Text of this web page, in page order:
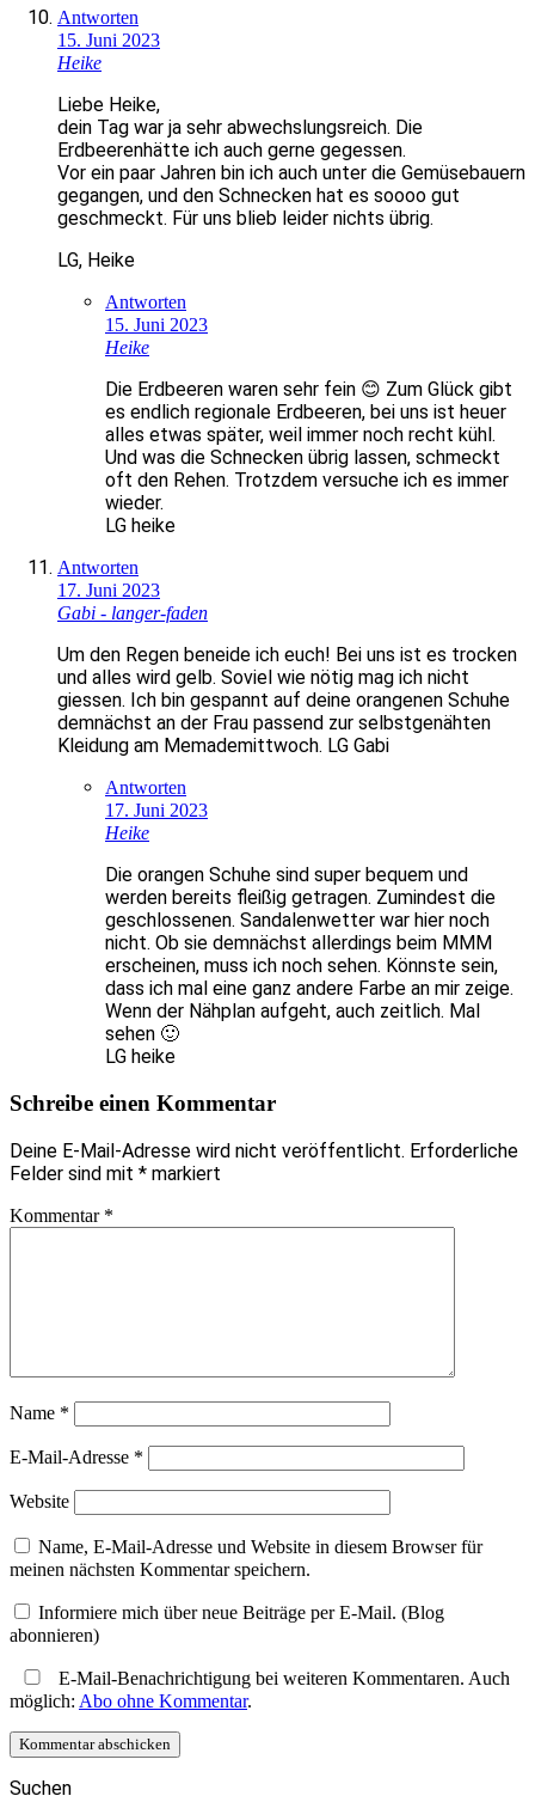
Antworten
15. Juni 2023
Heike
Liebe Heike,
dein Tag war ja sehr abwechslungsreich. Die
Erdbeerenhätte ich auch gerne gegessen.
Vor ein paar Jahren bin ich auch unter die Gemüsebauern
gegangen, und den Schnecken hat es soooo gut
geschmeckt. Für uns blieb leider nichts übrig.
LG, Heike
Antworten
15. Juni 2023
Heike
Die Erdbeeren waren sehr fein 😊 Zum Glück gibt
es endlich regionale Erdbeeren, bei uns ist heuer
alles etwas später, weil immer noch recht kühl.
Und was die Schnecken übrig lassen, schmeckt
oft den Rehen. Trotzdem versuche ich es immer
wieder.
LG heike
Antworten
17. Juni 2023
Gabi - langer-faden
Um den Regen beneide ich euch! Bei uns ist es trocken
und alles wird gelb. Soviel wie nötig mag ich nicht
giessen. Ich bin gespannt auf deine orangenen Schuhe
demnächst an der Frau passend zur selbstgenähten
Kleidung am Memademittwoch. LG Gabi
Antworten
17. Juni 2023
Heike
Die orangen Schuhe sind super bequem und
werden bereits fleißig getragen. Zumindest die
geschlossenen. Sandalenwetter war hier noch
nicht. Ob sie demnächst allerdings beim MMM
erscheinen, muss ich noch sehen. Könnste sein,
dass ich mal eine ganz andere Farbe an mir zeige.
Wenn der Nähplan aufgeht, auch zeitlich. Mal
sehen 🙂
LG heike
Schreibe einen Kommentar
Deine E-Mail-Adresse wird nicht veröffentlicht. Erforderliche
Felder sind mit * markiert
Kommentar *
Name *
E-Mail-Adresse *
Website
Name, E-Mail-Adresse und Website in diesem Browser für
meinen nächsten Kommentar speichern.
Informiere mich über neue Beiträge per E-Mail. (Blog
abonnieren)
E-Mail-Benachrichtigung bei weiteren Kommentaren. Auch
möglich: Abo ohne Kommentar.
Suchen